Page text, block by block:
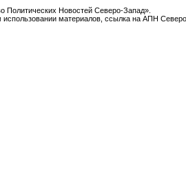
Политических Новостей Северо-Запад».
материалов, ссылка на АПН